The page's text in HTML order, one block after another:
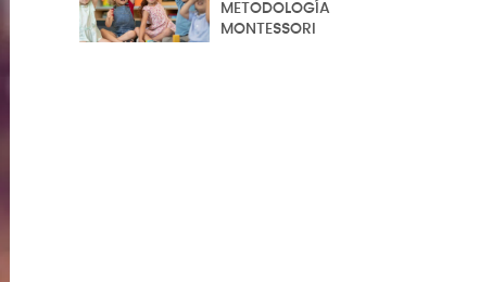
METODOLOGÍA
MONTESSORI